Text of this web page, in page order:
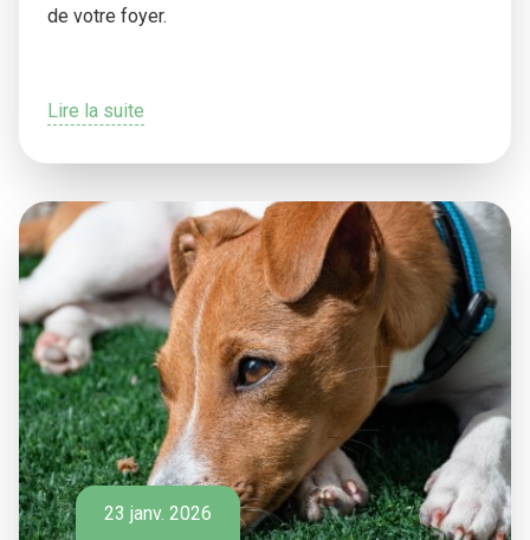
de votre foyer.
Lire la suite
23 janv. 2026